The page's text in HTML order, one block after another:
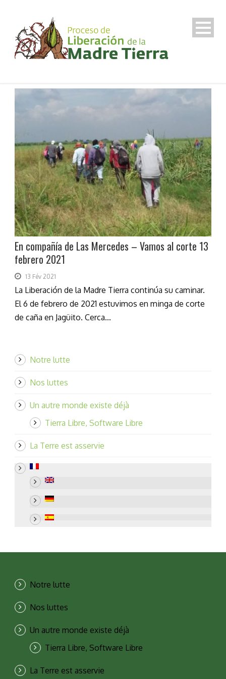
En compañía de Las Mercedes – Vamos al corte 13
febrero 2021
13 Fév 2021
La Liberación de la Madre Tierra continúa su caminar.
El 6 de febrero de 2021 estuvimos en minga de corte
de caña en Jagüito. Cerca...
Notre lutte
Nos luttes
Un autre monde existe déjà
Tierra Libre, Software Libre
La Terre est asservie
Notre lutte
Nos luttes
Un autre monde existe déjà
Tierra Libre, Software Libre
La Terre est asservie